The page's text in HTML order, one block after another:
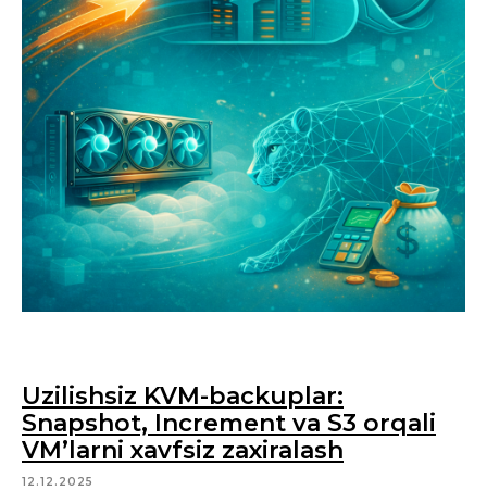
Uzilishsiz KVM-backuplar:
Snapshot, Increment va S3 orqali
VM’larni xavfsiz zaxiralash
12.12.2025